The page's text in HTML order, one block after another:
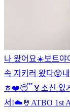
나 왔어요☀️보트야
속 지키러 왔다😝
ㅎ❤️😴🏅 소신 있
서!☁️🤘 ATBO 1st